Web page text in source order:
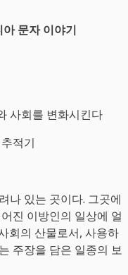
문자 이야기
사회를 변화시킨다
적기
나 있는 곳이다. 그곳에
진 이방인의 일상에 얼
회의 산물로서, 사용하
주장을 담은 일종의 보